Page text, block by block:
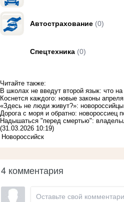
Автострахование (0)
Спецтехника (0)
Читайте также:
В школах не введут второй язык: что
Коснется каждого: новые законы
«Здесь не люди живут?»:
Дорога с моря и обратно: новороссиец
Надышаться "перед смертью":
(31.03.2026 10:19)
Новороссийск
4 комментария